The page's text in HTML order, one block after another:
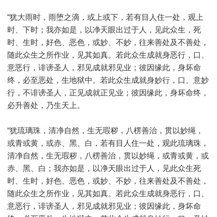
“犹大雨时，雨堕之滴，或上或下，若有目人住一处，观上
时、下时；我亦如是，以净天眼出过于人，见此众生，死
时、生时，好色、恶色，或妙、不妙，往来善处及不善处，
随此众生之所作业，见其如真。若此众生成就身恶行，口、
意恶行，诽谤圣人，邪见成就邪见业；彼因缘此，身坏命
终，必至恶处，生地狱中。若此众生成就身妙行，口、意妙
行，不诽谤圣人，正见成就正见业；彼因缘此，身坏命终，
必升善处，乃生天上。
“犹琉璃珠，清净自然，生无瑕秽，八楞善治，贯以妙绳，
或青或黄，或赤、黑、白，若有目人住一处，观此琉璃珠，
清净自然，生无瑕秽，八楞善治，贯以妙绳，或青或黄，或
赤、黑、白；我亦如是，以净天眼出过于人，见此众生死
时、生时，好色、恶色，或妙、不妙，往来善处及不善处，
随此众生之所作业，见其如真。若此众生成就身恶行，口、
意恶行，诽谤圣人，邪见成就邪见业；彼因缘此，身坏命